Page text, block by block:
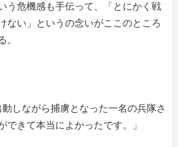
う危機感も手伝って、「とにかく戦
ない」というの念いがここのところ
。
しながら捕虜となった一名の兵隊さ
できて本当によかったです。」